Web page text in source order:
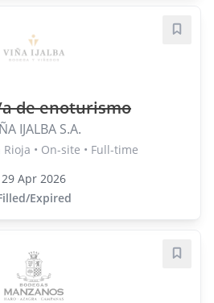
de enoturismo
IJALBA S.A.
• On-site • Full-time
29 Apr 2026
Expired
Save
Save